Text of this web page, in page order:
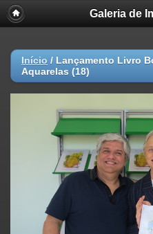
Galeria de
Início / Lançamento Livro
Aquarelas (18)